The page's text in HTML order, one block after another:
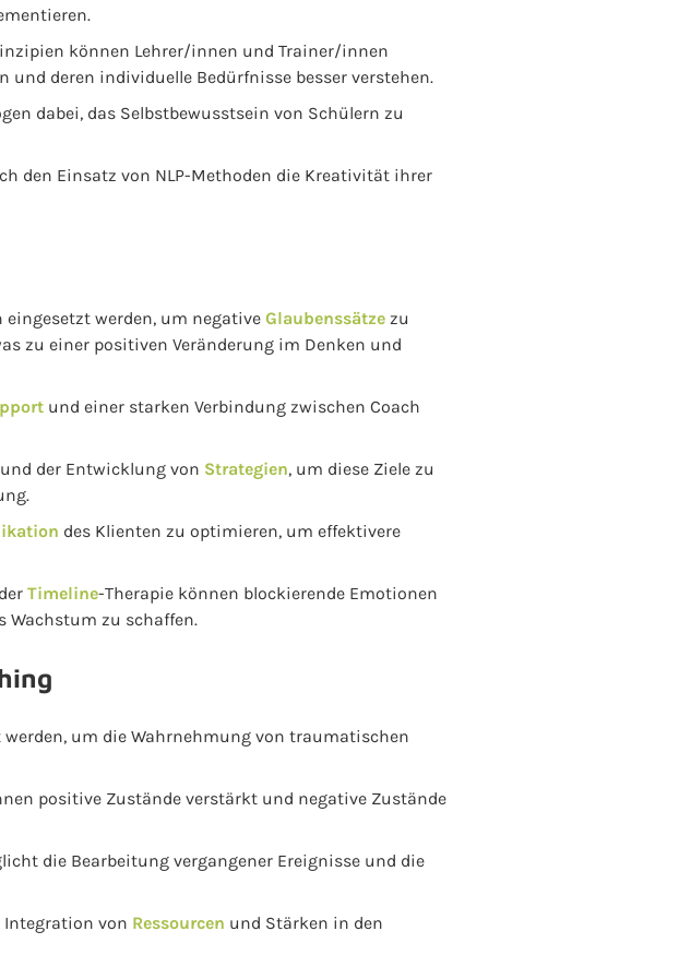
können Lehrer/innen und Trainer/innen
deren individuelle Bedürfnisse besser verstehen.
dabei, das Selbstbewusstsein von Schülern zu
den Einsatz von NLP-Methoden die Kreativität ihrer
werden, um negative Glaubenssätze zu
zu einer positiven Veränderung im Denken und
und einer starken Verbindung zwischen Coach
und der Entwicklung von Strategien, um diese Ziele zu
des Klienten zu optimieren, um effektivere
Timeline-Therapie können blockierende Emotionen
Wachstum zu schaffen.
um die Wahrnehmung von traumatischen
positive Zustände verstärkt und negative Zustände
die Bearbeitung vergangener Ereignisse und die
Integration von Ressourcen und Stärken in den